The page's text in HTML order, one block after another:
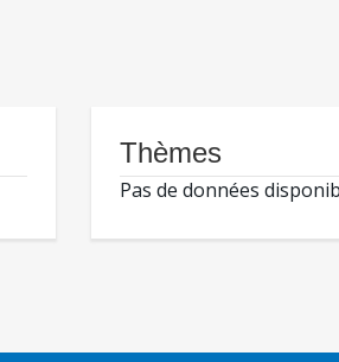
Thèmes
Pas de données